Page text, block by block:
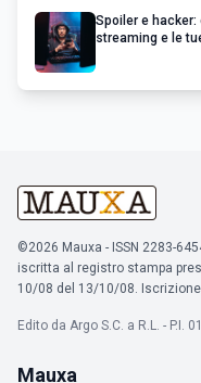
Spoiler e
streaming e le
©2026 Mauxa - ISSN 2283-
iscritta al registro stampa
10/08 del 13/10/08. Iscrizione
Edito da Argo S.C. a R.L. - P.I.
Mauxa